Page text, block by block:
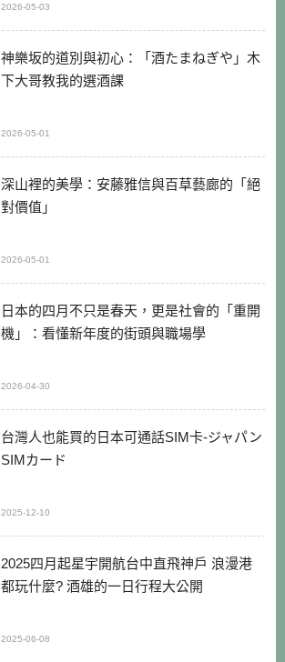
2026-05-03
神樂坂的道別與初心：「酒たまねぎや」木
下大哥教我的選酒課
2026-05-01
深山裡的美學：安藤雅信與百草藝廊的「絕
對價值」
2026-05-01
日本的四月不只是春天，更是社會的「重開
機」：看懂新年度的街頭與職場學
2026-04-30
台灣人也能買的日本可通話SIM卡-ジャパン
SIMカード
2025-12-10
2025四月起星宇開航台中直飛神戶 浪漫港
都玩什麼? 酒雄的一日行程大公開
2025-06-08